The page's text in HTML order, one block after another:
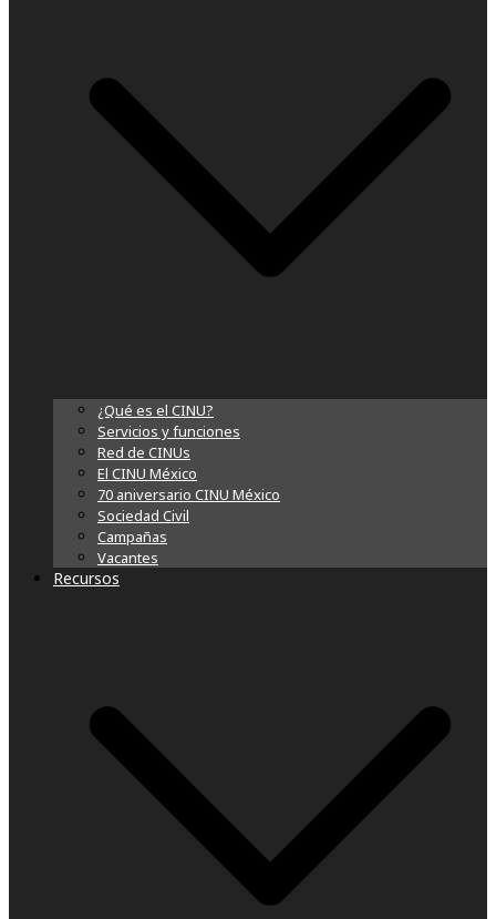
¿Qué es el CINU?
Servicios y funciones
Red de CINUs
El CINU México
70 aniversario CINU México
Sociedad Civil
Campañas
Vacantes
Recursos